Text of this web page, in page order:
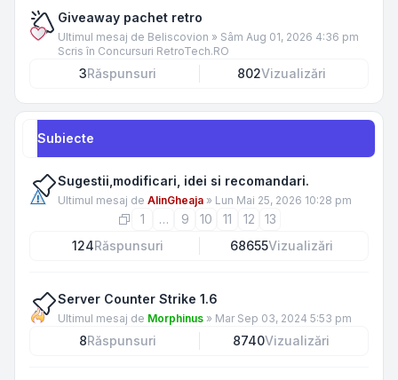
Giveaway pachet retro
Ultimul mesaj de Beliscovion » Sâm Aug 01, 2026 4:36 pm
Scris în Concursuri RetroTech.RO
3Răspunsuri 802Vizualizări
Subiecte
Sugestii,modificari, idei si recomandari.
Ultimul mesaj de AlinGheaja » Lun Mai 25, 2026 10:28 pm
1 … 9 10 11 12
13
124Răspunsuri 68655Vizualizări
Server Counter Strike 1.6
Ultimul mesaj de Morphinus » Mar Sep 03, 2024 5:53 pm
8Răspunsuri 8740Vizualizări